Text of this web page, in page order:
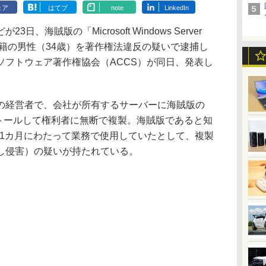
ア はてブ note LinkedIn
23日、海賊版の「Microsoft Windows Server
の男性（34歳）を著作権法違反の疑いで逮捕し
フトウェア著作権協会（ACCS）が同日、発表し
営者で、会社が所有するサーバーに海賊版の
ルして権利者に無断で複製。海賊版であると知
月にわたって業務で使用していたとして、複製
害）の疑いが持たれている。